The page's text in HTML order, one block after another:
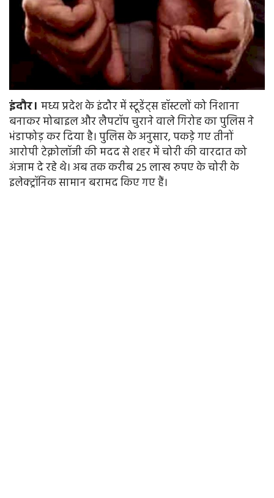
इंदौर। मध्य प्रदेश के इंदौर में स्टूडेंट्स हॉस्टलों को निशाना
बनाकर मोबाइल और लैपटॉप चुराने वाले गिरोह का पुलिस ने
भंडाफोड़ कर दिया है। पुलिस के अनुसार, पकड़े गए तीनों
आरोपी टेक्नोलॉजी की मदद से शहर में चोरी की वारदात को
अंजाम दे रहे थे। अब तक करीब 25 लाख रुपए के चोरी के
इलेक्ट्रॉनिक सामान बरामद किए गए हैं।